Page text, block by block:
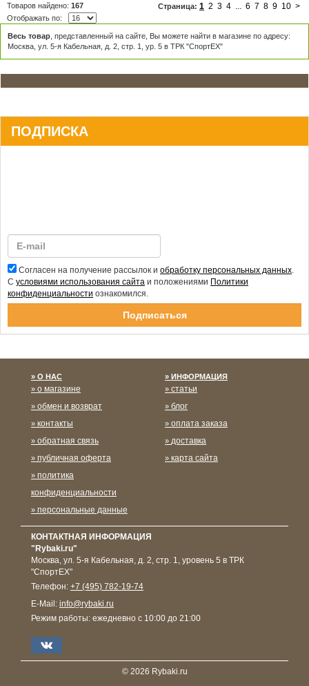
Товаров найдено: 167 Страница: 1 2 3 4 6 7 8 9 10 >
Отображать по:
Весь товар , представленный на сайте, Вы можете найти в магазине по адресу:
Москва, ул. 5-я Кабельная, д. 2, стр. 1, ур. 5 в ТРК "СпортЕХ"
ПОДПИСКА
Согласен на получение рассылок и обработку персональных данных
С условиями использования сайта и положениями Политики
конфиденциальности ознакомился.
Спасибо за подписку!
О НАС
о магазине
обмен и возврат
контакты
обратная связь
публичная оферта
политика
конфиденциальности
персональные данные
ИНФОРМАЦИЯ
статьи
блог
оплата заказа
доставка
карта сайта
КОНТАКТНАЯ ИНФОРМАЦИЯ
"Rybaki.ru"
Москва, ул. 5-я Кабельная, д. 2, стр. 1, уровень 5 в ТРК
"СпортЕХ"
Телефон: +7 (495) 782-19-74
E-Mail: info@rybaki.ru
Режим работы: ежедневно с 10:00 до 21:00
© 2026 Rybaki.ru